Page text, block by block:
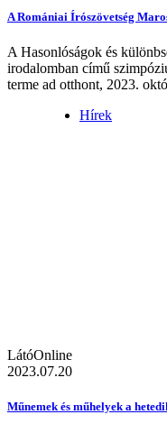
A Romániai Írószövetség
A Hasonlóságok és
irodalomban című
terme ad otthont, 2023.
Hírek
LátóOnline
2023.07.20
Műnemek és műhelyek a